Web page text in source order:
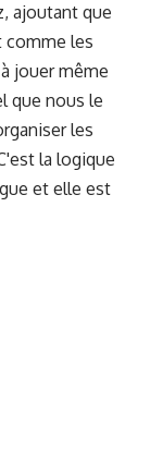
ajoutant que
comme les
jouer même
que nous le
les
la logique
et elle est